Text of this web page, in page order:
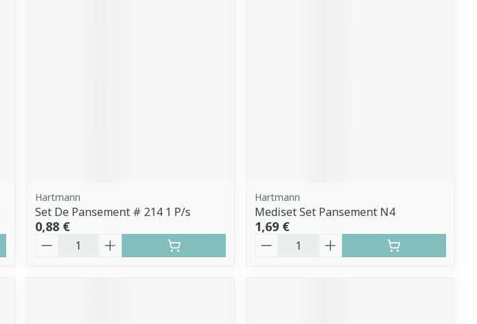
Hartmann
Set De Pansement # 214 1 P/s
0,88 €
Quantité
Hartmann
Mediset Set Pansement N4
1,69 €
Quantité